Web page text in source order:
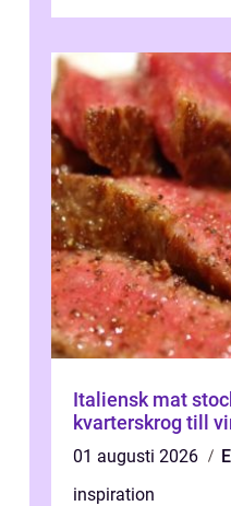
Italiensk mat
kvarterskrog till
01 augusti 2026
inspiration